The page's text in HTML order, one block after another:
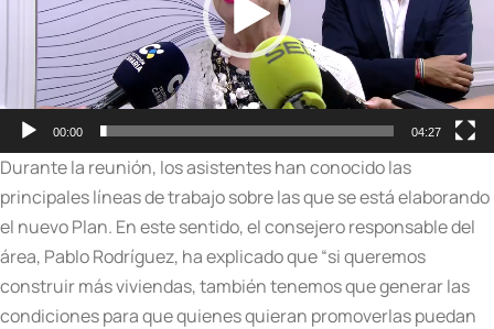
00:00 04:27
Durante la reunión, los asistentes han conocido las
principales líneas de trabajo sobre las que se está elaborando
el nuevo Plan. En este sentido, el consejero responsable del
área, Pablo Rodríguez, ha explicado que “si queremos
construir más viviendas, también tenemos que generar las
condiciones para que quienes quieran promoverlas puedan